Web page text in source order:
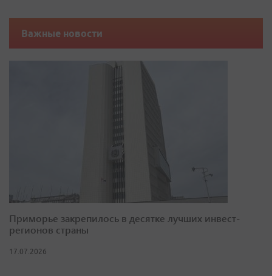
Важные новости
Приморье закрепилось в десятке лучших инвест-
регионов страны
17.07.2026